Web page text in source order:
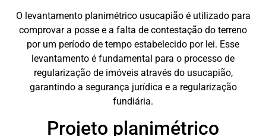
O levantamento planimétrico usucapião é utilizado para
comprovar a posse e a falta de contestação do terreno
por um período de tempo estabelecido por lei. Esse
levantamento é fundamental para o processo de
regularização de imóveis através do usucapião,
garantindo a segurança jurídica e a regularização
fundiária.
Projeto planimétrico